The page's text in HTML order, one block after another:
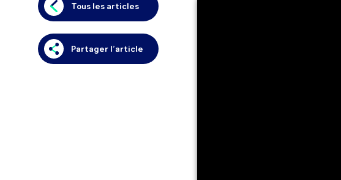
Tous les articles
Partager l’article